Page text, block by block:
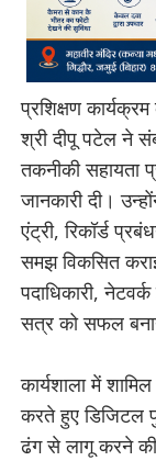
प्रशिक्षण
श्री दीपू पटेल ने
तकनीकी सहायता
जानकारी दी।
एंट्री, रिकॉर्ड
समझ विकसित
पदाधिकारी,
सत्र को सफल
कार्यशाला में
करते हुए डिजिटल
ढंग से लागू करने की